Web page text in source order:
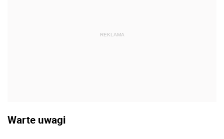
REKLAMA
Warte uwagi